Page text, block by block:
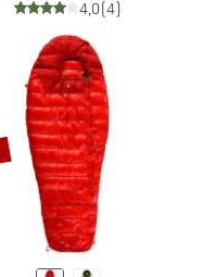
4,0(4)